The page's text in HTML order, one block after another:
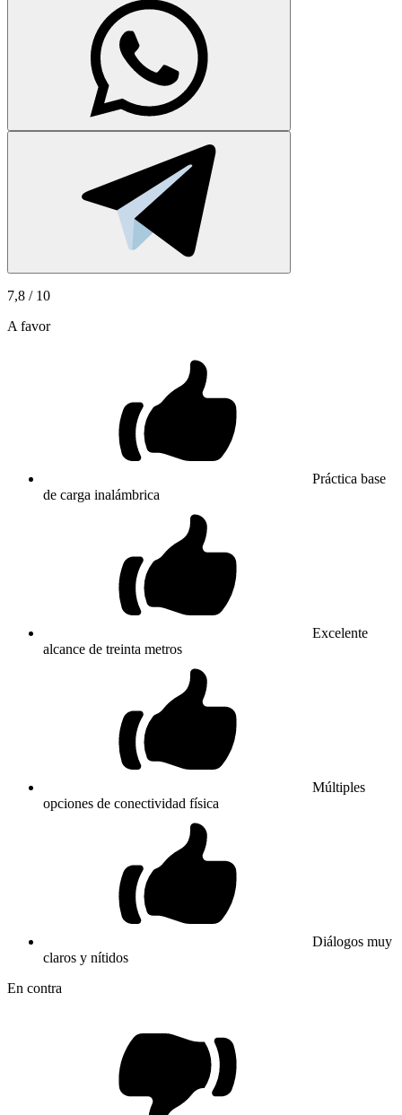
7,8 / 10
A favor
Práctica base
de carga inalámbrica
Excelente
alcance de treinta metros
Múltiples
opciones de conectividad física
Diálogos muy
claros y nítidos
En contra